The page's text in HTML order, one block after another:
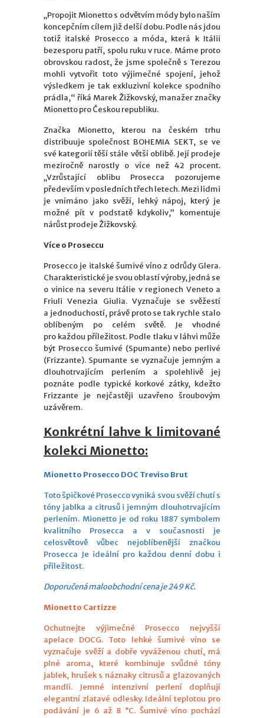
„Propojit Mionetto s odvětvím módy bylo naším
koncepčním cílem již delší dobu. Podle nás jdou
totiž italské Prosecco a móda, která k Itálii
bezesporu patří, spolu ruku v ruce. Máme proto
obrovskou radost, že jsme společně s Terezou
mohli vytvořit toto výjimečné spojení, jehož
výsledkem je tak exkluzivní kolekce spodního
prádla,“ říká Marek Žižkovský, manažer značky
Mionetto pro Českou republiku.
Značka Mionetto, kterou na českém trhu
distribuuje společnost BOHEMIA SEKT, se ve
své kategorií těší stále větší oblibě. Její prodeje
meziročně narostly o více než 42 procent.
„Vzrůstající oblibu Prosecca pozorujeme
především v posledních třech letech. Mezi lidmi
je vnímáno jako svěží, lehký nápoj, který je
možné pít v podstatě kdykoliv,” komentuje
nárůst prodeje Žižkovský.
Více o Proseccu
Prosecco je italské šumivé víno z odrůdy Glera.
Charakteristické je svou oblastí výroby, jedná se
o vinice na severu Itálie v regionech Veneto a
Friuli Venezia Giulia. Vyznačuje se svěžestí
a jednoduchostí, právě proto se tak rychle stalo
oblíbeným po celém světě. Je vhodné
pro každou příležitost. Podle tlaku v láhvi může
být Prosecco šumivé (Spumante) nebo perlivé
(Frizzante). Spumante se vyznačuje jemným a
dlouhotrvajícím perlením a spolehlivě jej
poznáte podle typické korkové zátky, kdežto
Frizzante je nejčastěji uzavřeno šroubovým
uzávěrem.
Konkrétní lahve k limitované
kolekci Mionetto:
Mionetto Prosecco DOC Treviso Brut
Toto špičkové Prosecco vyniká svou svěží chutí s
tóny jablka a citrusů i jemným dlouhotrvajícím
perlením. Mionetto je od roku 1887 symbolem
kvalitního Prosecca a v současnosti je
celosvětově vůbec nejoblíbenější značkou
Prosecca Je ideální pro každou denní dobu i
příležitost.
Doporučená maloobchodní cena je 249 Kč.
Mionetto Cartizze
Ochutnejte výjimečné Prosecco nejvyšší
apelace DOCG. Toto lehké šumivé víno se
vyznačuje svěží a dobře vyváženou chutí, má
plné aroma, které kombinuje svůdné tóny
jablek, hrušek s náznaky citrusů a glazovaných
mandlí. Jemné intenzivní perlení doplňují
elegantní zlatavé odlesky. Ideální teplotou pro
podávání je 6 až 8 °C. Šumivé víno pochází